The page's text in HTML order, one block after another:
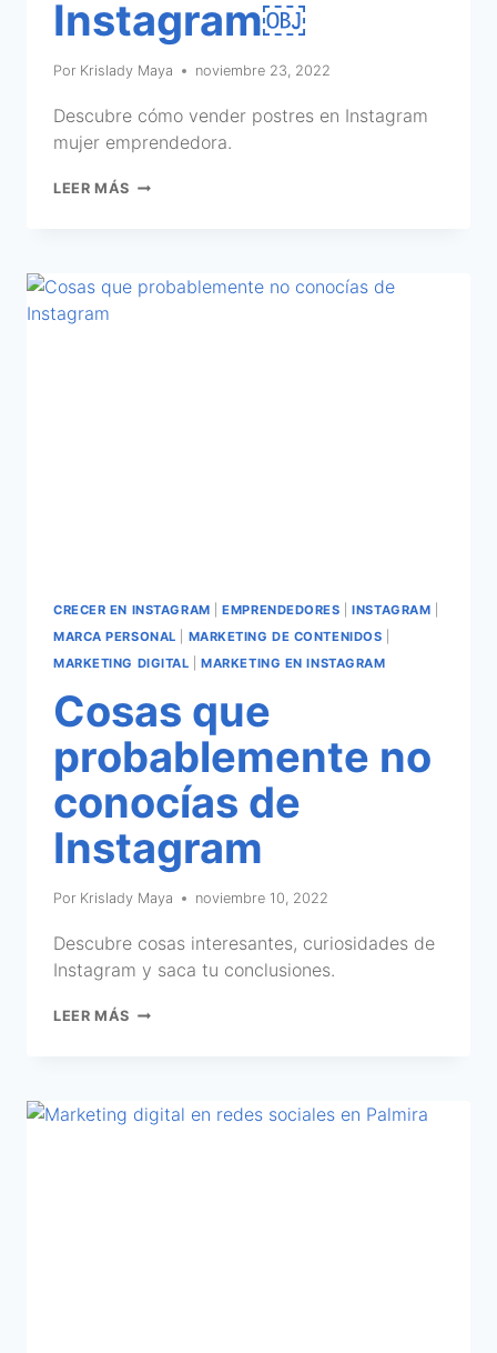
Instagram￼
Por Krislady Maya noviembre 23, 2022
Descubre cómo vender postres en Instagram
mujer emprendedora.
LEER MÁS
CRECER EN INSTAGRAM |EMPRENDEDORES |INSTAGRAM
MARCA PERSONAL
MARKETING DE CONTENIDOS
MARKETING DIGITAL |MARKETING EN INSTAGRAM
Cosas que
probablemente no
conocías de
Instagram
Por Krislady Maya noviembre 10, 2022
Descubre cosas interesantes, curiosidades de
Instagram y saca tu conclusiones.
LEER MÁS